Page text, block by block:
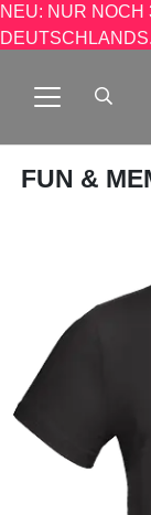
NEU: NUR
DEUTSCHLANDS.
FUN &